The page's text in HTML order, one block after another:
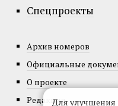
Спецпроекты
Архив номеров
Официальные
О проекте
РедакцияДля улучшения